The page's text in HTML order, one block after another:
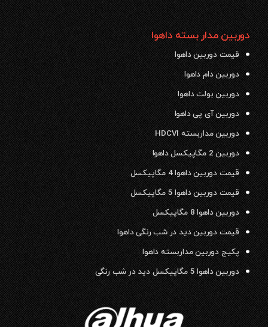
دوربین مدار بسته داهوا
قیمت دوربین داهوا
دوربین دام داهوا
دوربین بولت داهوا
دوربین آی پی داهوا
دوربین مداربسته HDCVI
دوربین 2 مگاپیکسل داهوا
قیمت دوربین داهوا 4 مگاپیکسل
قیمت دوربین داهوا 5 مگاپیکسل
دوربین داهوا 8 مگاپیکسل
قیمت دوربین دید در شب رنگی داهوا
پکیج دوربین مداربسته داهوا
دوربین داهوا 5 مگاپیکسل دید در شب رنگی